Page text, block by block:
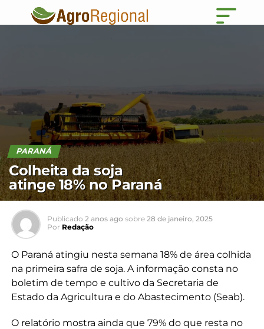
PARANÁ
Colheita da soja
atinge 18% no Paraná
Publicado 2 anos ago sobre 28 de janeiro, 2025
Por Redação
O Paraná atingiu nesta semana 18% de área colhida
na primeira safra de soja. A informação consta no
boletim de tempo e cultivo da Secretaria de
Estado da Agricultura e do Abastecimento (Seab).
O relatório mostra ainda que 79% do que resta no